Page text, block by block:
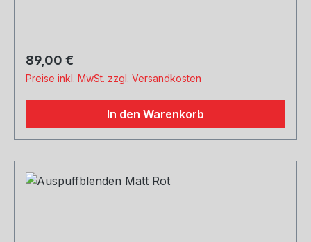
Regulärer Preis:
89,00 €
Preise inkl. MwSt. zzgl. Versandkosten
In den Warenkorb